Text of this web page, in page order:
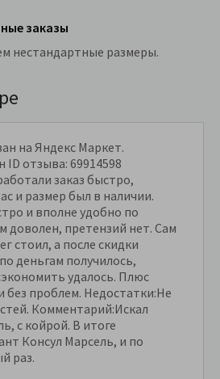
заказы
нестандартные размеры.
на Яндекс Маркет.
ID отзыва: 69914598
заказ быстро,
и размер был в наличии.
и вполне удобно по
доволен, претензий нет. Сам
стоил, а после скидки
деньгам получилось,
удалось. Плюс
без проблем. Недостатки:Не
Комментарий:Искал
с койрой. В итоге
Консул Марсель, и по
раз.